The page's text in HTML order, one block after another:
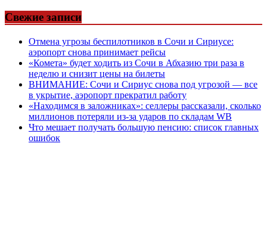
Свежие записи
Отмена угрозы беспилотников в Сочи и Сириусе:
аэропорт снова принимает рейсы
«Комета» будет ходить из Сочи в Абхазию три раза в
неделю и снизит цены на билеты
ВНИМАНИЕ: Сочи и Сириус снова под угрозой — все
в укрытие, аэропорт прекратил работу
«Находимся в заложниках»: селлеры рассказали, сколько
миллионов потеряли из-за ударов по складам WB
Что мешает получать большую пенсию: список главных
ошибок